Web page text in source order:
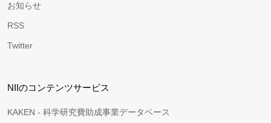
お知らせ
RSS
Twitter
NIIのコンテンツサービス
KAKEN - 科学研究費助成事業データベース